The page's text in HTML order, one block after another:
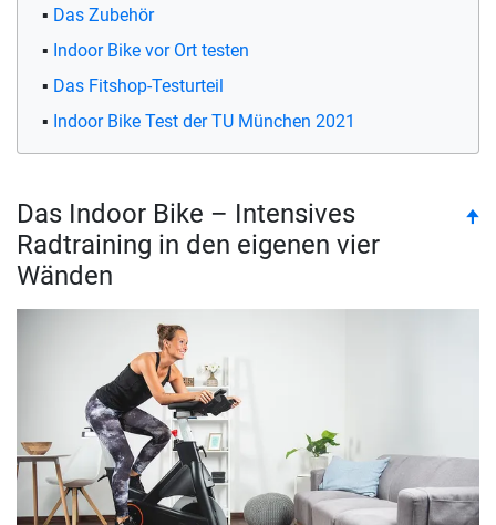
Das Zubehör
Indoor Bike vor Ort testen
Das Fitshop-Testurteil
Indoor Bike Test der TU München 2021
Das Indoor Bike – Intensives
Radtraining in den eigenen vier
Wänden
🠉